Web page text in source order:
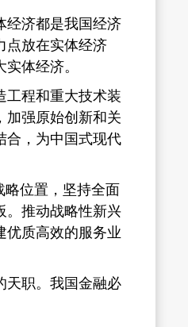
济都是我国经济
点放在实体经济
体经济。
程和重大技术装
加强原始创新和关
合，为中国式现代
位置，坚持全面
。推动战略性新兴
优质高效的服务业
职。我国金融必